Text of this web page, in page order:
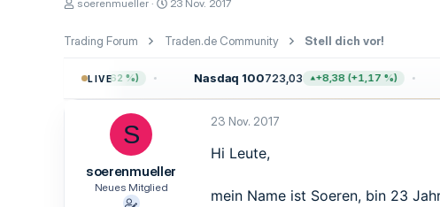
t
e
soerenmueller
t
23 Nov. 2017
Trading Forum Traden.de Community Stell dich vor!
LIVE
+47,68 (+0,62 %) Nasdaq 100723,03 +8,38 (+1,17 %)
S
soerenmueller
Neues Mitglied
23 Nov. 2017
Hi Leute,
mein Name ist Soeren, bin 23